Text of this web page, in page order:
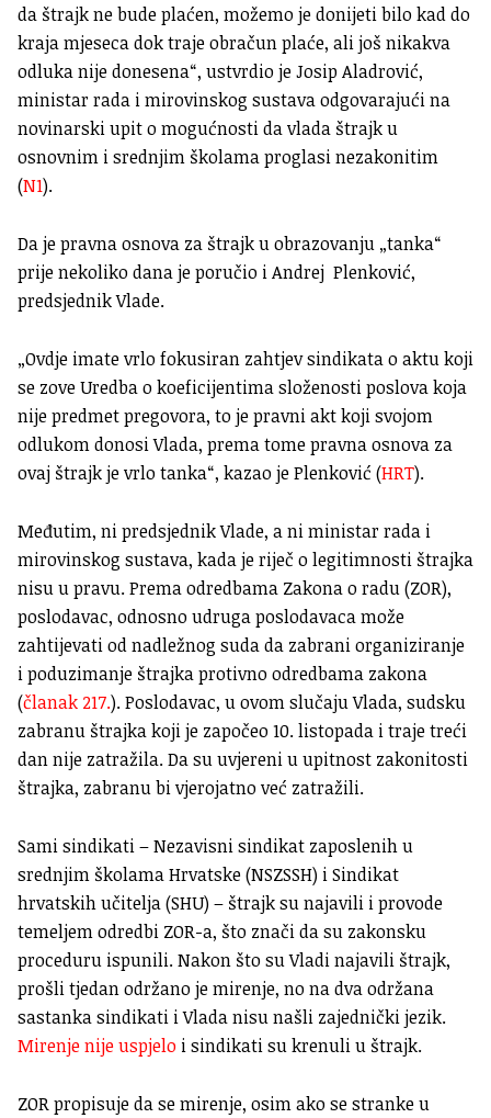
da štrajk ne bude plaćen, možemo je donijeti bilo kad do
kraja mjeseca dok traje obračun plaće, ali još nikakva
odluka nije donesena“, ustvrdio je Josip Aladrović,
ministar rada i mirovinskog sustava odgovarajući na
novinarski upit o mogućnosti da vlada štrajk u
osnovnim i srednjim školama proglasi nezakonitim
(N1).
Da je pravna osnova za štrajk u obrazovanju „tanka“
prije nekoliko dana je poručio i Andrej Plenković,
predsjednik Vlade.
„Ovdje imate vrlo fokusiran zahtjev sindikata o aktu koji
se zove Uredba o koeficijentima složenosti poslova koja
nije predmet pregovora, to je pravni akt koji svojom
odlukom donosi Vlada, prema tome pravna osnova za
ovaj štrajk je vrlo tanka“, kazao je Plenković (HRT).
Međutim, ni predsjednik Vlade, a ni ministar rada i
mirovinskog sustava, kada je riječ o legitimnosti štrajka
nisu u pravu. Prema odredbama Zakona o radu (ZOR),
poslodavac, odnosno udruga poslodavaca može
zahtijevati od nadležnog suda da zabrani organiziranje
i poduzimanje štrajka protivno odredbama zakona
(članak 217.). Poslodavac, u ovom slučaju Vlada, sudsku
zabranu štrajka koji je započeo 10. listopada i traje treći
dan nije zatražila. Da su uvjereni u upitnost zakonitosti
štrajka, zabranu bi vjerojatno već zatražili.
Sami sindikati – Nezavisni sindikat zaposlenih u
srednjim školama Hrvatske (NSZSSH) i Sindikat
hrvatskih učitelja (SHU) – štrajk su najavili i provode
temeljem odredbi ZOR-a, što znači da su zakonsku
proceduru ispunili. Nakon što su Vladi najavili štrajk,
prošli tjedan održano je mirenje, no na dva održana
sastanka sindikati i Vlada nisu našli zajednički jezik.
Mirenje nije uspjelo i sindikati su krenuli u štrajk.
ZOR propisuje da se mirenje, osim ako se stranke u